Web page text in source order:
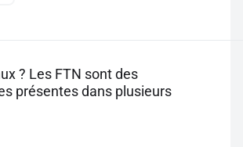
? Les FTN sont des
présentes dans plusieurs